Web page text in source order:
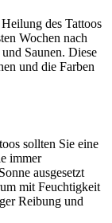
des Tattoos
Wochen nach
Saunen. Diese
und die Farben
sollten Sie eine
immer
ausgesetzt
mit Feuchtigkeit
Reibung und